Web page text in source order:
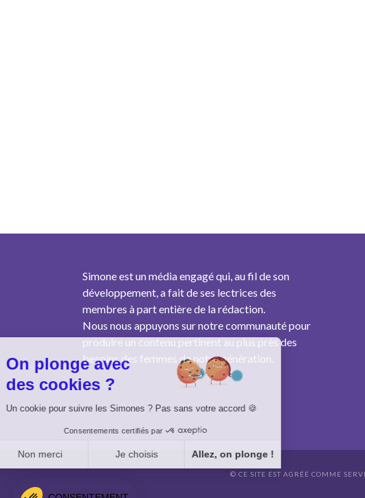
Simone est un média engagé qui, au fil de son
développement, a fait de ses lectrices des
membres à part entière de la rédaction.
Nous nous appuyons sur notre communauté pour
produire un contenu pertinent au plus près des
besoins des femmes de notre génération.
© CE SITE EST AGRÉÉ COMME
On plonge avec
des cookies ?
Un cookie pour suivre les Simones ? Pas sans votre accord 🍪
Consentements certifiés par
Non merci Je choisis Allez, on plonge !
Plateforme de Gestion du Consentement : Personnalisez vos Options